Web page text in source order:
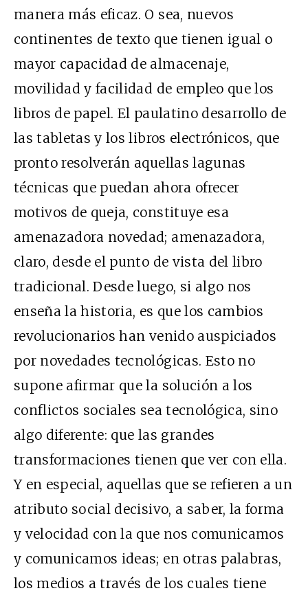
manera más eficaz. O sea, nuevos
continentes de texto que tienen igual o
mayor capacidad de almacenaje,
movilidad y facilidad de empleo que los
libros de papel. El paulatino desarrollo de
las tabletas y los libros electrónicos, que
pronto resolverán aquellas lagunas
técnicas que puedan ahora ofrecer
motivos de queja, constituye esa
amenazadora novedad; amenazadora,
claro, desde el punto de vista del libro
tradicional. Desde luego, si algo nos
enseña la historia, es que los cambios
revolucionarios han venido auspiciados
por novedades tecnológicas. Esto no
supone afirmar que la solución a los
conflictos sociales sea tecnológica, sino
algo diferente: que las grandes
transformaciones tienen que ver con ella.
Y en especial, aquellas que se refieren a un
atributo social decisivo, a saber, la forma
y velocidad con la que nos comunicamos
y comunicamos ideas; en otras palabras,
los medios a través de los cuales tiene